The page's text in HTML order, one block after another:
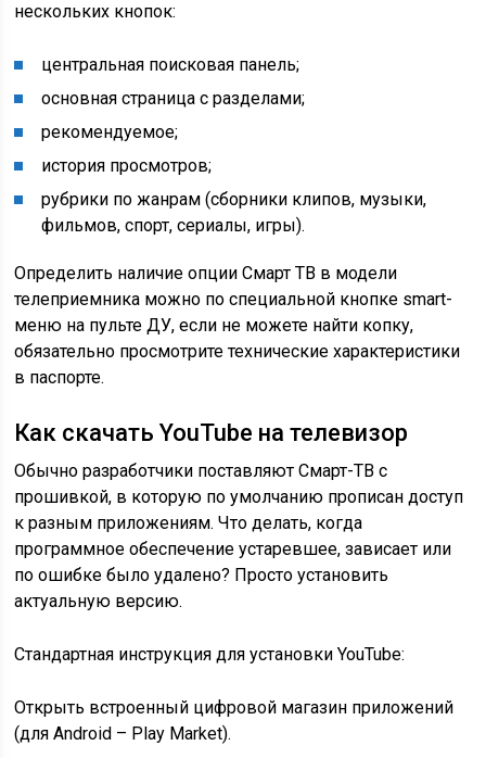
нескольких кнопок:
центральная поисковая панель;
основная страница с разделами;
рекомендуемое;
история просмотров;
рубрики по жанрам (сборники клипов, музыки,
фильмов, спорт, сериалы, игры).
Определить наличие опции Смарт ТВ в модели
телеприемника можно по специальной кнопке smart-
меню на пульте ДУ, если не можете найти копку,
обязательно просмотрите технические характеристики
в паспорте.
Как скачать YouTube на телевизор
Обычно разработчики поставляют Смарт-ТВ с
прошивкой, в которую по умолчанию прописан доступ
к разным приложениям. Что делать, когда
программное обеспечение устаревшее, зависает или
по ошибке было удалено? Просто установить
актуальную версию.
Стандартная инструкция для установки YouTube:
Открыть встроенный цифровой магазин приложений
(для Android – Play Market).